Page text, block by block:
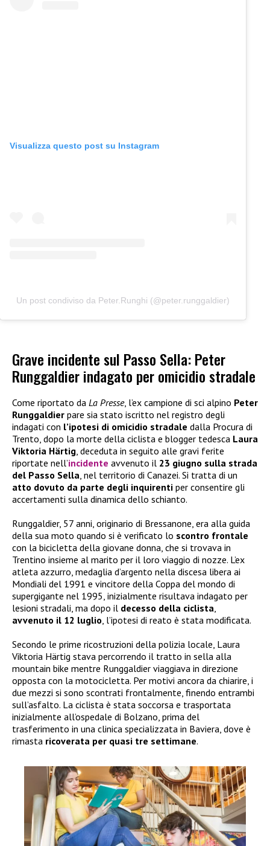
Visualizza questo post su Instagram
Un post condiviso da Peter.Runghi (@peter.runggaldier)
Grave incidente sul Passo Sella: Peter
Runggaldier indagato per omicidio stradale
Come riportato da La Presse, l’ex campione di sci alpino Peter
Runggaldier pare sia stato iscritto nel registro degli
indagati con l’ipotesi di omicidio stradale dalla Procura di
Trento, dopo la morte della ciclista e blogger tedesca Laura
Viktoria Härtig , deceduta in seguito alle gravi ferite
riportate nell’incidente avvenuto il 23 giugno sulla strada
del Passo Sella , nel territorio di Canazei. Si tratta di un
atto dovuto da parte degli inquirenti per consentire gli
accertamenti sulla dinamica dello schianto.
Runggaldier, 57 anni, originario di Bressanone, era alla guida
della sua moto quando si è verificato lo scontro frontale
con la bicicletta della giovane donna, che si trovava in
Trentino insieme al marito per il loro viaggio di nozze. L’ex
atleta azzurro, medaglia d’argento nella discesa libera ai
Mondiali del 1991 e vincitore della Coppa del mondo di
supergigante nel 1995, inizialmente risultava indagato per
lesioni stradali, ma dopo il decesso della ciclista
avvenuto il 12 luglio , l’ipotesi di reato è stata modificata.
Secondo le prime ricostruzioni della polizia locale, Laura
Viktoria Härtig stava percorrendo il tratto in sella alla
mountain bike mentre Runggaldier viaggiava in direzione
opposta con la motocicletta. Per motivi ancora da chiarire, i
due mezzi si sono scontrati frontalmente, finendo entrambi
sull’asfalto. La ciclista è stata soccorsa e trasportata
inizialmente all’ospedale di Bolzano, prima del
trasferimento in una clinica specializzata in Baviera, dove è
rimasta ricoverata per quasi tre settimane.